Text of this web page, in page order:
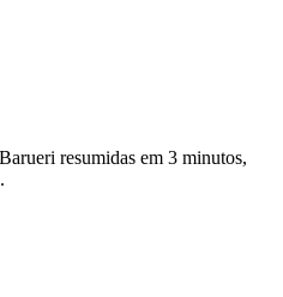
resumidas em 3 minutos,